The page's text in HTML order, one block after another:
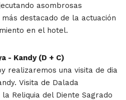
asombrosas
destacado de la actuación
en el hotel.
- Kandy (D + C)
realizaremos una visita de dia
Visita de Dalada
Reliquia del Diente Sagrado